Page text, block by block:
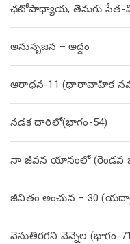
ఛటోపాధ్యాయ, తెనుగు సేత-
అనుసృజన – అద్దం
ఆరాధన-11 (ధారావాహిక
నడక దారిలో(భాగం-54)
నా జీవన యానంలో (రెండవ
జీవితం అంచున – 30
వెనుతిరగని వెన్నెల (భాగం-